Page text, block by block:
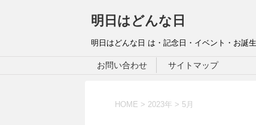
明日はどんな日
明日はどんな日 は・記念日・イベント・お誕
お問い合わせ サイトマップ
HOME > 2023年 > 5月